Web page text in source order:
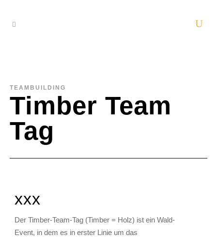
TEAMBUILDING
Timber Team
Tag
xxx
Der Timber-Team-Tag (Timber = Holz) ist ein Wald-
Event, in dem es in erster Linie um das